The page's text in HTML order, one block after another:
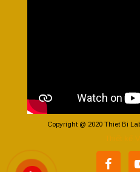
Copyright @ 2020 Thiet Bi